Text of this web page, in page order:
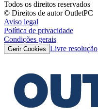
Todos os direitos reservados
© Direitos de autor OutletPC
Aviso legal
Política de privacidade
Condições gerais
Gerir Cookies Livre resolução